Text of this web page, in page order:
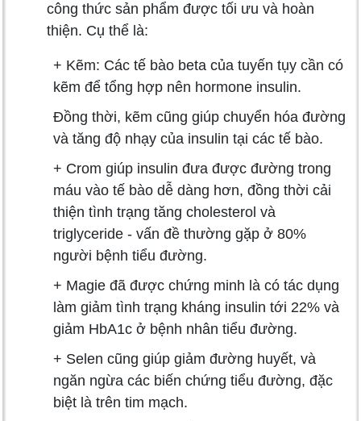
công thức sản phẩm được tối ưu và hoàn
thiện. Cụ thể là:
+ Kẽm: Các tế bào beta của tuyến tụy cần có
kẽm để tổng hợp nên hormone insulin.
Đồng thời, kẽm cũng giúp chuyển hóa đường
và tăng độ nhạy của insulin tại các tế bào.
+ Crom giúp insulin đưa được đường trong
máu vào tế bào dễ dàng hơn, đồng thời cải
thiện tình trạng tăng cholesterol và
triglyceride - vấn đề thường gặp ở 80%
người bệnh tiểu đường.
+ Magie đã được chứng minh là có tác dụng
làm giảm tình trạng kháng insulin tới 22% và
giảm HbA1c ở bệnh nhân tiểu đường.
+ Selen cũng giúp giảm đường huyết, và
ngăn ngừa các biến chứng tiểu đường, đặc
biệt là trên tim mạch.